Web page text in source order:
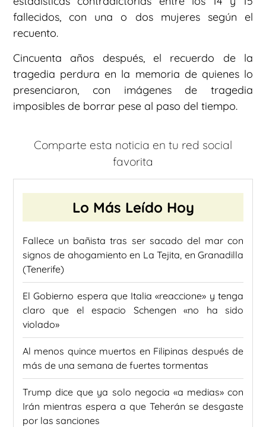
fallecidos, con una o dos mujeres según el
recuento.
Cincuenta años después, el recuerdo de la
tragedia perdura en la memoria de quienes lo
presenciaron, con imágenes de tragedia
imposibles de borrar pese al paso del tiempo.
Comparte esta noticia en tu red social
favorita
Lo Más Leído Hoy
Fallece un bañista tras ser sacado del mar con
signos de ahogamiento en La Tejita, en Granadilla
(Tenerife)
El Gobierno espera que Italia «reaccione» y tenga
claro que el espacio Schengen «no ha sido
violado»
Al menos quince muertos en Filipinas después de
más de una semana de fuertes tormentas
Trump dice que ya solo negocia «a medias» con
Irán mientras espera a que Teherán se desgaste
por las sanciones